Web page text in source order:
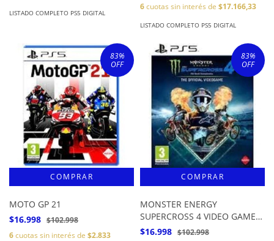
LISTADO COMPLETO PS5 DIGITAL
6cuotas sin interés de $17.166,33
LISTADO COMPLETO PS5 DIGITAL
83%
OFF
MOTO GP 21
$16.998 $102.998
6cuotas sin interés de $2.833
83%
OFF
MONSTER ENERGY
SUPERCROSS 4 VIDEO GAME
PS5
$16.998 $102.998